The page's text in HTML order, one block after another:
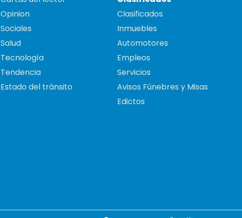
Opinion
Sociales
Salud
Tecnología
Tendencia
Estado del tránsito
Clasificados
Inmuebles
Automotores
Empleos
Servicios
Avisos Fúnebres y Misas
Edictos